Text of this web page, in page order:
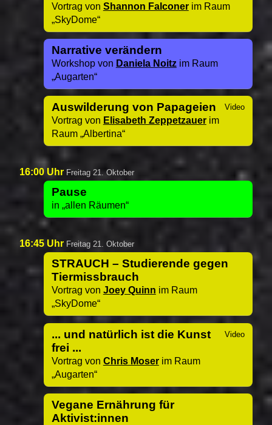
Vortrag von Shannon Falconerim Raum
SkyDome
Narrative verändern
Workshop von Daniela Noitzim Raum
Augarten
Auswilderung von Papageien
Vortrag von Elisabeth Zeppetzauerim
Raum Albertina
16:00 Uhr Freitag 21. Oktober
Pause
in allen Räumen
16:45 Uhr Freitag 21. Oktober
STRAUCH – Studierende gegen
Tiermissbrauch
Vortrag von Joey Quinn im Raum
SkyDome
... und natürlich ist die Kunst
frei ...
Vortrag von Chris Moserim Raum
Augarten
Vegane Ernährung für
Aktivist:innen